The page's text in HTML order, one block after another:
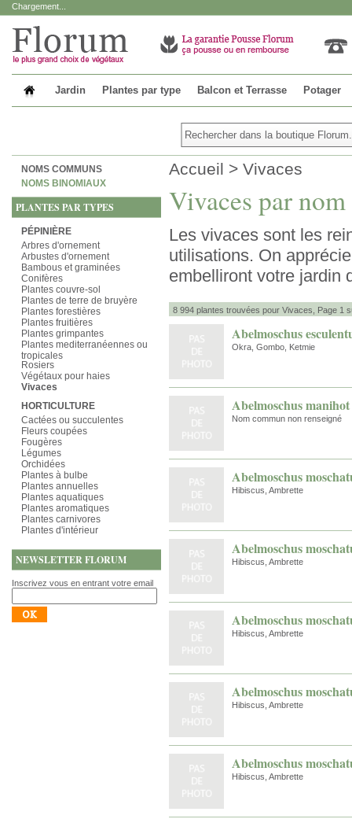
Chargement...
Jardin Plantes par type Balcon et Terrasse Potager
NOMS COMMUNS
NOMS BINOMIAUX
PLANTES PAR TYPES
PÉPINIÈRE
Arbres d'ornement
Arbustes d'ornement
Bambous et graminées
Conifères
Plantes couvre-sol
Plantes de terre de bruyère
Plantes forestières
Plantes fruitières
Plantes grimpantes
Plantes mediterranéennes ou
tropicales
Rosiers
Végétaux pour haies
Vivaces
HORTICULTURE
Cactées ou succulentes
Fleurs coupées
Fougères
Légumes
Orchidées
Plantes à bulbe
Plantes annuelles
Plantes aquatiques
Plantes aromatiques
Plantes carnivores
Plantes d'intérieur
NEWSLETTER FLORUM
Inscrivez vous en entrant votre email
Accueil > Vivaces
Vivaces par
Les vivaces sont les
utilisations. On
embelliront votre jardin
8 994 plantes trouvées pour Vivaces, Page 1
Abelmoschus
Okra, Gombo, Ketmie
Abelmoschus manihot
Nom commun non renseigné
Abelmoschus
Hibiscus, Ambrette
Abelmoschus
Hibiscus, Ambrette
Abelmoschus
Hibiscus, Ambrette
Abelmoschus
Hibiscus, Ambrette
Abelmoschus
Hibiscus, Ambrette